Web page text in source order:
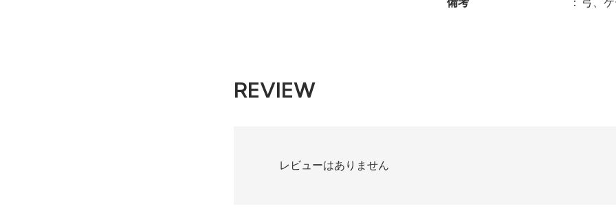
REVIEW
レビューはありません